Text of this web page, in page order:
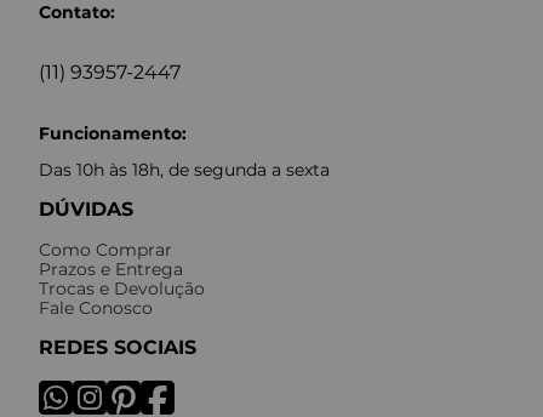
Contato:
(11) 93957-2447
Funcionamento:
Das 10h às 18h, de segunda a sexta
DÚVIDAS
Como Comprar
Prazos e Entrega
Trocas e Devolução
Fale Conosco
REDES SOCIAIS